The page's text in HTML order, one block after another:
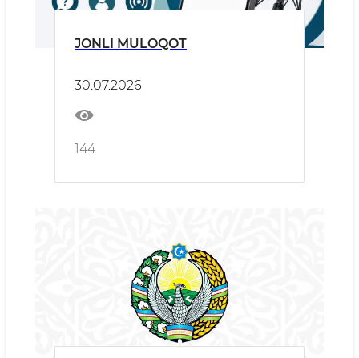
JONLI MULOQOT
30.07.2026
144